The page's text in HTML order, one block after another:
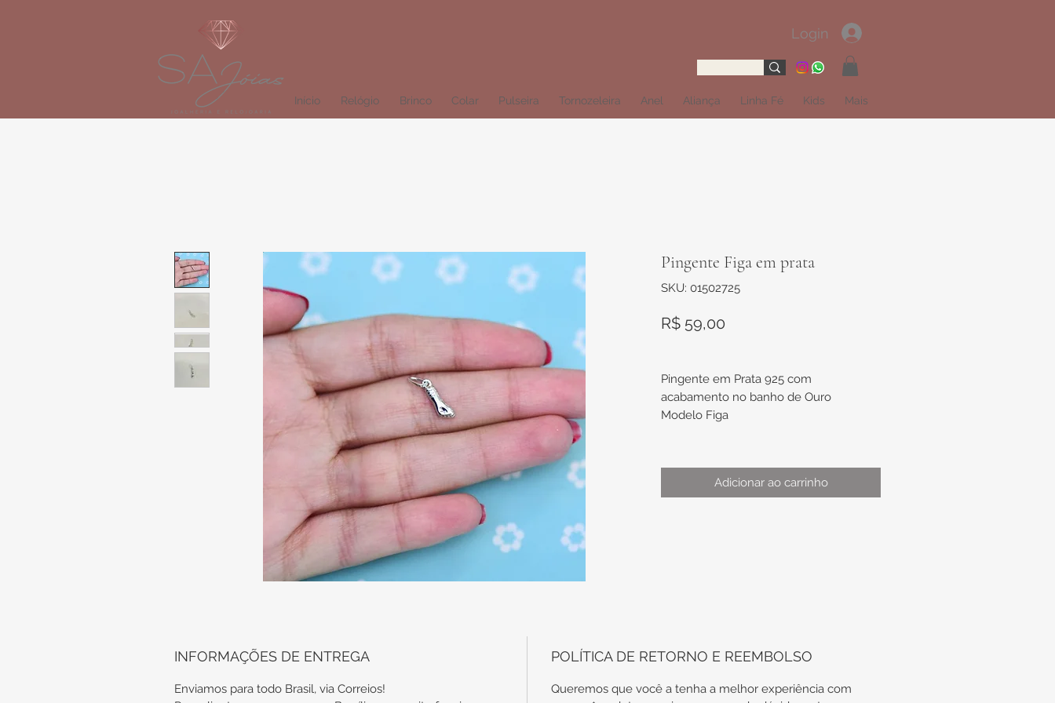
Login
Início Relógio Brinco Colar Pulseira Tornozeleira Anel Aliança Linha Fé Kids Mais
Pingente Figa em prata
SKU: 01502725
R$ 59,00
Pingente em Prata 925 com
acabamento no banho de Ouro
Modelo Figa
sem argola de aproximadamente
12,2mm x 4,2mm
disponibilidade de diversos modelos
Adicionar ao carrinho
INFORMAÇÕES DE ENTREGA
Enviamos para todo Brasil, via Correios!
POLÍTICA DE RETORNO E REEMBOLSO
Queremos que você a tenha a melhor experiência com